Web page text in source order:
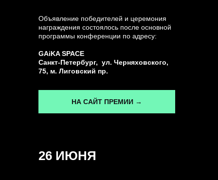
Объявление победителей и церемония
награждения состоялось после основной
программы конференции по адресу:
GAiKA SPACE
Санкт-Петербург, ул. Черняховского,
75, м. Лиговский пр.
26 ИЮНЯ
НА САЙТ ПРЕМИИ →
ГЕНЕРАЛЬНЫЙ ИНФОПАРТНЕР
CONVERSATIONS